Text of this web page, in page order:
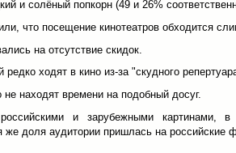
и солёный попкорн (49 и 26%
что посещение кинотеатров обходится
на отсутствие скидок.
редко ходят в кино из-за "скудного
не находят времени на подобный досуг.
и зарубежными картинами, в
же доля аудитории пришлась на российские